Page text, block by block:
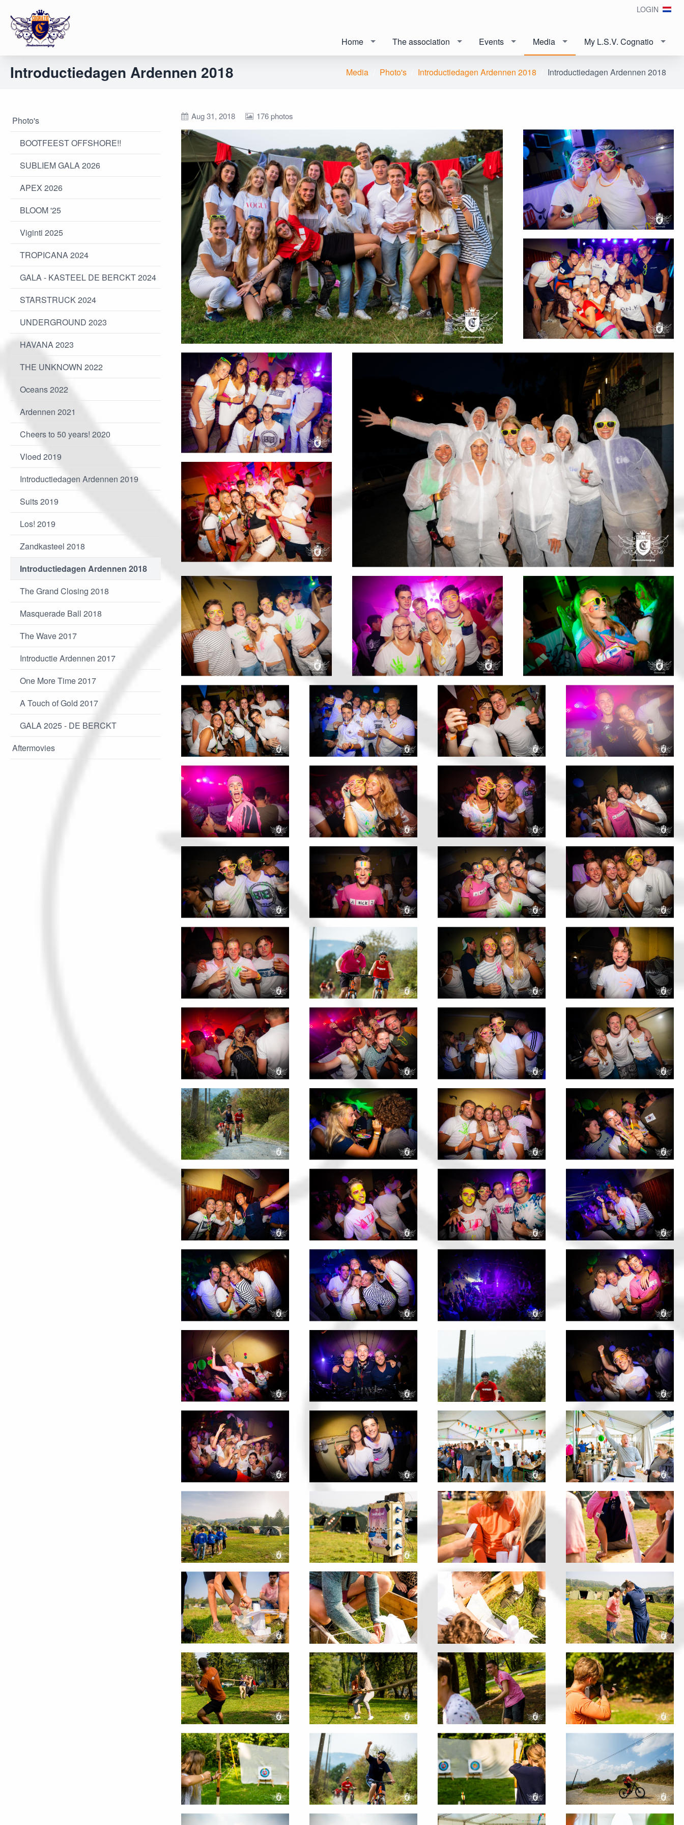
LOGIN
Home The association Events Media My L.S.V. Cognatio
Media Photo's Introductiedagen Ardennen 2018 Introductiedagen Ardennen 2018
Introductiedagen Ardennen 2018
Photo's
BOOTFEEST OFFSHORE!!
SUBLIEM GALA 2026
APEX 2026
BLOOM '25
Viginti 2025
TROPICANA 2024
GALA - KASTEEL DE BERCKT 2024
STARSTRUCK 2024
UNDERGROUND 2023
HAVANA 2023
THE UNKNOWN 2022
Oceans 2022
Ardennen 2021
Cheers to 50 years! 2020
Vloed 2019
Introductiedagen Ardennen 2019
Suits 2019
Los! 2019
Zandkasteel 2018
Introductiedagen Ardennen 2018
The Grand Closing 2018
Masquerade Ball 2018
The Wave 2017
Introductie Ardennen 2017
One More Time 2017
A Touch of Gold 2017
GALA 2025 - DE BERCKT
Aftermovies
Aug 31, 2018 176 photos